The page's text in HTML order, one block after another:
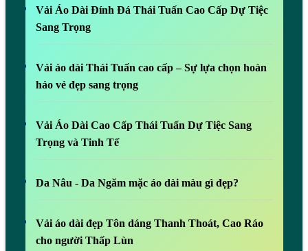
Vải Áo Dài Đính Đá Thái Tuấn Cao Cấp Dự Tiệc
Sang Trọng
Vải áo dài Thái Tuấn cao cấp – Sự lựa chọn hoàn
hảo vẻ đẹp sang trọng
Vải Áo Dài Cao Cấp Thái Tuấn Dự Tiệc Sang
Trọng và Tinh Tế
Da Nâu - Da Ngăm mặc áo dài màu gì đẹp?
Vải áo dài đẹp Tôn dáng Thanh Thoát, Cao Ráo
cho người Thấp Lùn